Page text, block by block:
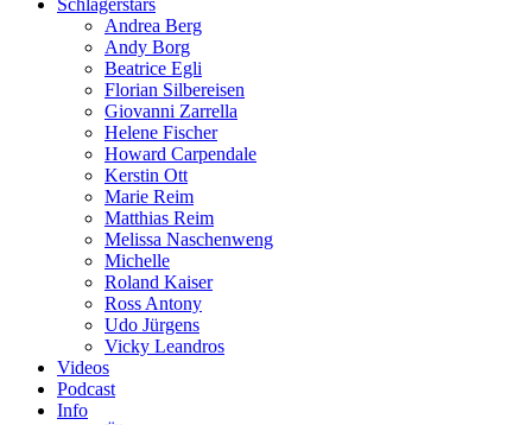
Schlagerstars
Andrea Berg
Andy Borg
Beatrice Egli
Florian Silbereisen
Giovanni Zarrella
Helene Fischer
Howard Carpendale
Kerstin Ott
Marie Reim
Matthias Reim
Melissa Naschenweng
Michelle
Roland Kaiser
Ross Antony
Udo Jürgens
Vicky Leandros
Videos
Podcast
Info